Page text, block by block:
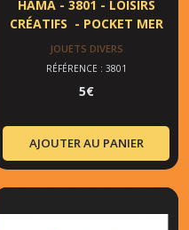
HAMA - 3801 - LOISIRS
CRÉATIFS - POCKET MER
JOUETS DIVERS
RÉFÉRENCE : 3801
5€
AJOUTER AU PANIER